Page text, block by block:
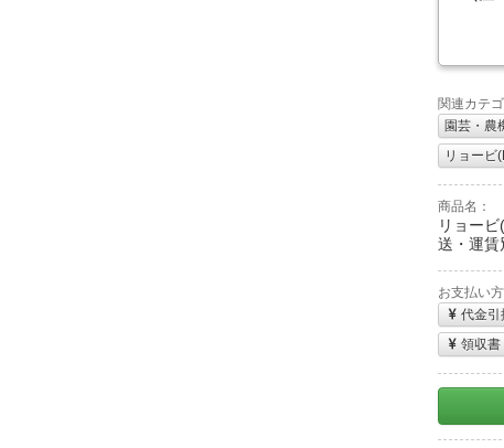
関連カテゴ
園芸・農
リョービ
商品名：
リョー
送・運賃
お支払い
代金引
領収書